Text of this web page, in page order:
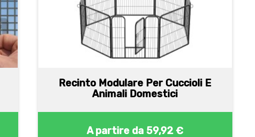
Recinto Modulare Per Cuccioli E
Animali Domestici
A partire da 59,92 €